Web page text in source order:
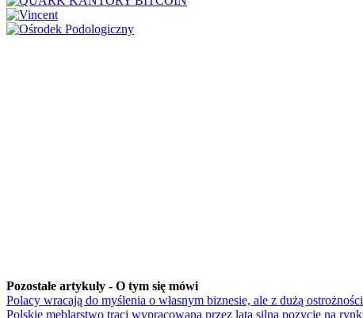
Pozostałe artykuły - O tym się mówi
Polacy wracają do myślenia o własnym biznesie, ale z dużą
Polskie meblarstwo traci wypracowaną przez lata silną pozycję na